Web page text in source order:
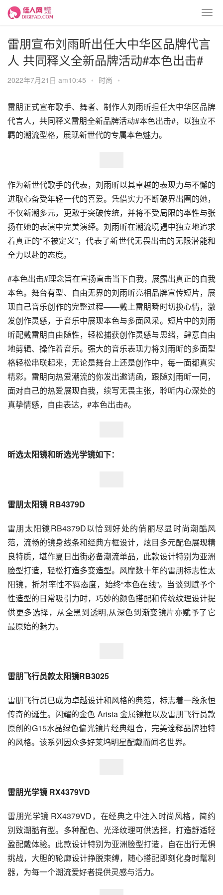
雷朋宣布刘雨昕出任大中华区品牌代言
人 共同释义全新品牌活动#本色出击#
2022年7月21日 am10:45 • 时尚 •
雷朋正式宣布歌手、舞者、制作人刘雨昕担任大中华区品牌
代言人，共同释义雷朋全新品牌活动#本色出击#，以独立不
羁的潮流型格，展现新世代的专属本色魅力。
作为新世代歌手的代表，刘雨昕以其卓越的表现力与不懈的
进取心备受年轻一代的喜爱。凭借实力不断破界出圈的她，
不仅新潮多元，更敢于突破传统，并将不受局限的率性与张
扬在她的表演中完美演绎。刘雨昕在潮流境遇中独立地追求
着真正的“不被定义”，代表了新世代无畏出击的无限潜能和
全力以赴的态度。
#本色出击#理念旨在宣扬直击当下自我，展露出真正的自我
本色。舞台有型、自由无界的刘雨昕亮相品牌宣传短片，展
现自己音乐创作的完整过程——戴上雷朋瞬时切换心情，激
发创作灵感，于音乐中展现本色与多面风采。短片中的刘雨
昕配戴雷朋自由随性，轻松捕获创作灵感与思绪，肆意自由
地剪辑、操作着音乐。强大的音乐表现力将刘雨昕的多面型
格轻松串联起来，无论是舞台上还是创作中，每一面都真实
精彩。雷朋向热爱潮流的你发出邀请函，跟随刘雨昕一同，
面对自己的热爱展现自我，续写无畏主张，聆听内心深处的
真挚情感，自由表达，#本色出击#。
昕选太阳镜和昕选光学镜如下：
雷朋太阳镜 RB4379D
雷朋太阳镜RB4379D以恰到好处的俏丽尽显时尚潮酷风
范，流畅的镜身线条和经典方框设计，炫目多元配色展现精
良特质，堪作夏日出街必备潮流单品，此款设计特别为亚洲
脸型打造，轻松打造多变造型。风靡数十年的雷朋标志性太
阳镜，折射率性不羁态度，始终“本色在线”。当谈到赋予个
性造型的日常吸引力时，巧妙的颜色搭配和传统纹理设计提
供更多选择，从全黑到透明,从深色到渐变镜片亦赋予了它
最原始的魅力。
雷朋飞行员款太阳镜RB3025
雷朋飞行员已成为卓越设计和风格的典范，标志着一段永恒
传奇的诞生。闪耀的金色 Arista 金属镜框以及雷朋飞行员款
原创的G15水晶绿色偏光镜片经典组合，完美诠释品牌独特
的风格。该系列因众多好莱坞明星配戴而闻名世界。
雷朋光学镜 RX4379VD
雷朋光学镜 RX4379VD，在经典之中注入时尚风格，简约
别致潮酷有型。多种配色、光泽纹理可供选择，打造舒适轻
盈配戴体验。此款设计特别为亚洲脸型打造，自在出行无惧
挑战，大胆的轮廓设计挣脱束缚，随心搭配即刻化身时髦利
器，为每一个潮流爱好者提供灵感与活力。